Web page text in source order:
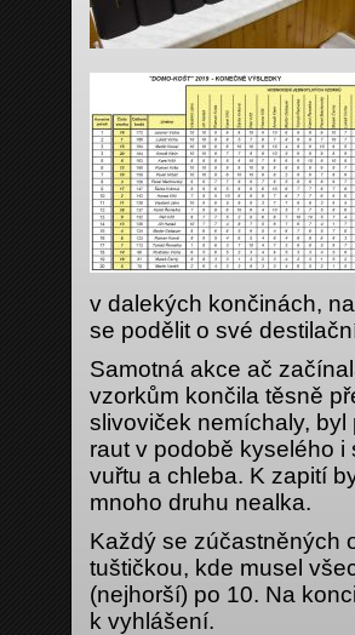
v dalekých končinách,
se podělit o své
Samotná akce ač
vzorkům končila těsně
slivoviček nemíchaly,
raut v podobě kyselého
vuřtu a chleba. K zapití
mnoho druhu nealka.
Každý se zúčastněných
tuštičkou, kde musel
(nejhorší) po 10. Na
k vyhlášení.